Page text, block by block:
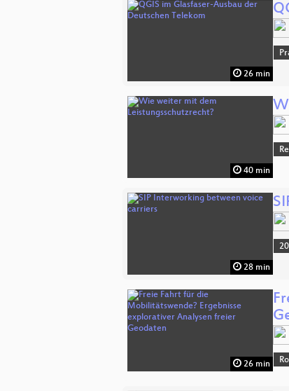
26 min
40 min
28 min
26 min